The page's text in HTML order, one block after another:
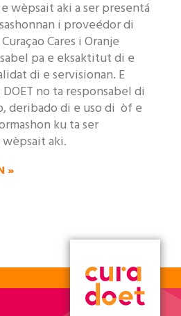
wèpsait aki a ser presentá
i proveédor di
Cares i Oranje
pa e eksaktitut di e
di e servisionan. E
no ta responsabel di
deribado di e uso di òf e
ku ta ser
aki.
»